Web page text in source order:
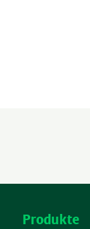
Produkte